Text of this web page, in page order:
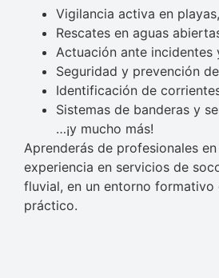
Vigilancia activa en
Rescates en aguas
Actuación ante incidentes
Seguridad y prevención
Identificación de
Sistemas de banderas y
…¡y mucho más!
Aprenderás de profesionales
experiencia en servicios de
fluvial, en un entorno formativo
práctico.